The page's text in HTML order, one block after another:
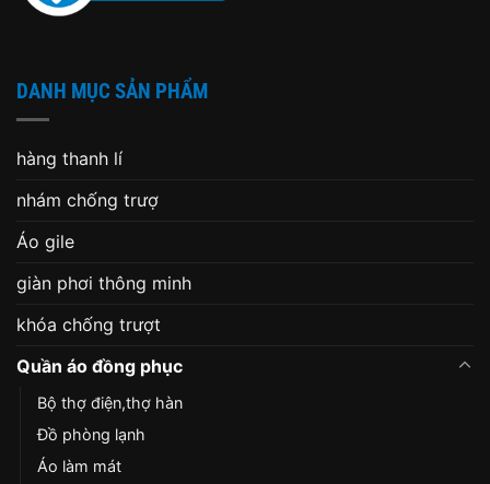
DANH MỤC SẢN PHẨM
hàng thanh lí
nhám chống trượ
Áo gile
giàn phơi thông minh
khóa chống trượt
Quần áo đồng phục
Bộ thợ điện,thợ hàn
Đồ phòng lạnh
Áo làm mát